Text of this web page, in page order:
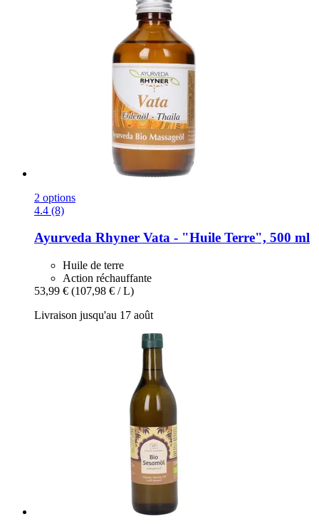
2 options
4.4 (8)
Ayurveda Rhyner Vata -​ "Huile Terre", 500 ml
Huile de terre
Action réchauffante
53,99 € (107,98 € / L)
Livraison jusqu'au 17 août